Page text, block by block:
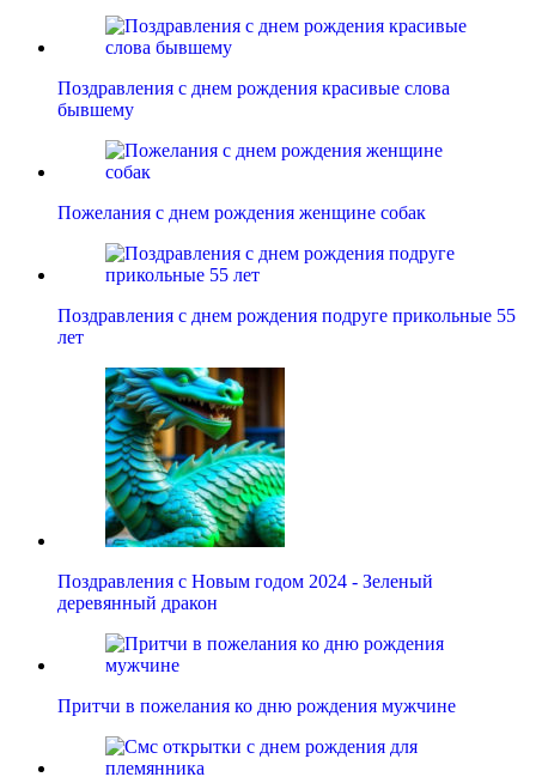
Поздравления с днем рождения красивые слова
бывшему
Пожелания с днем рождения женщине собак
Поздравления с днем рождения подруге прикольные 55
лет
Поздравления с Новым годом 2024 - Зеленый
деревянный дракон
Притчи в пожелания ко дню рождения мужчине